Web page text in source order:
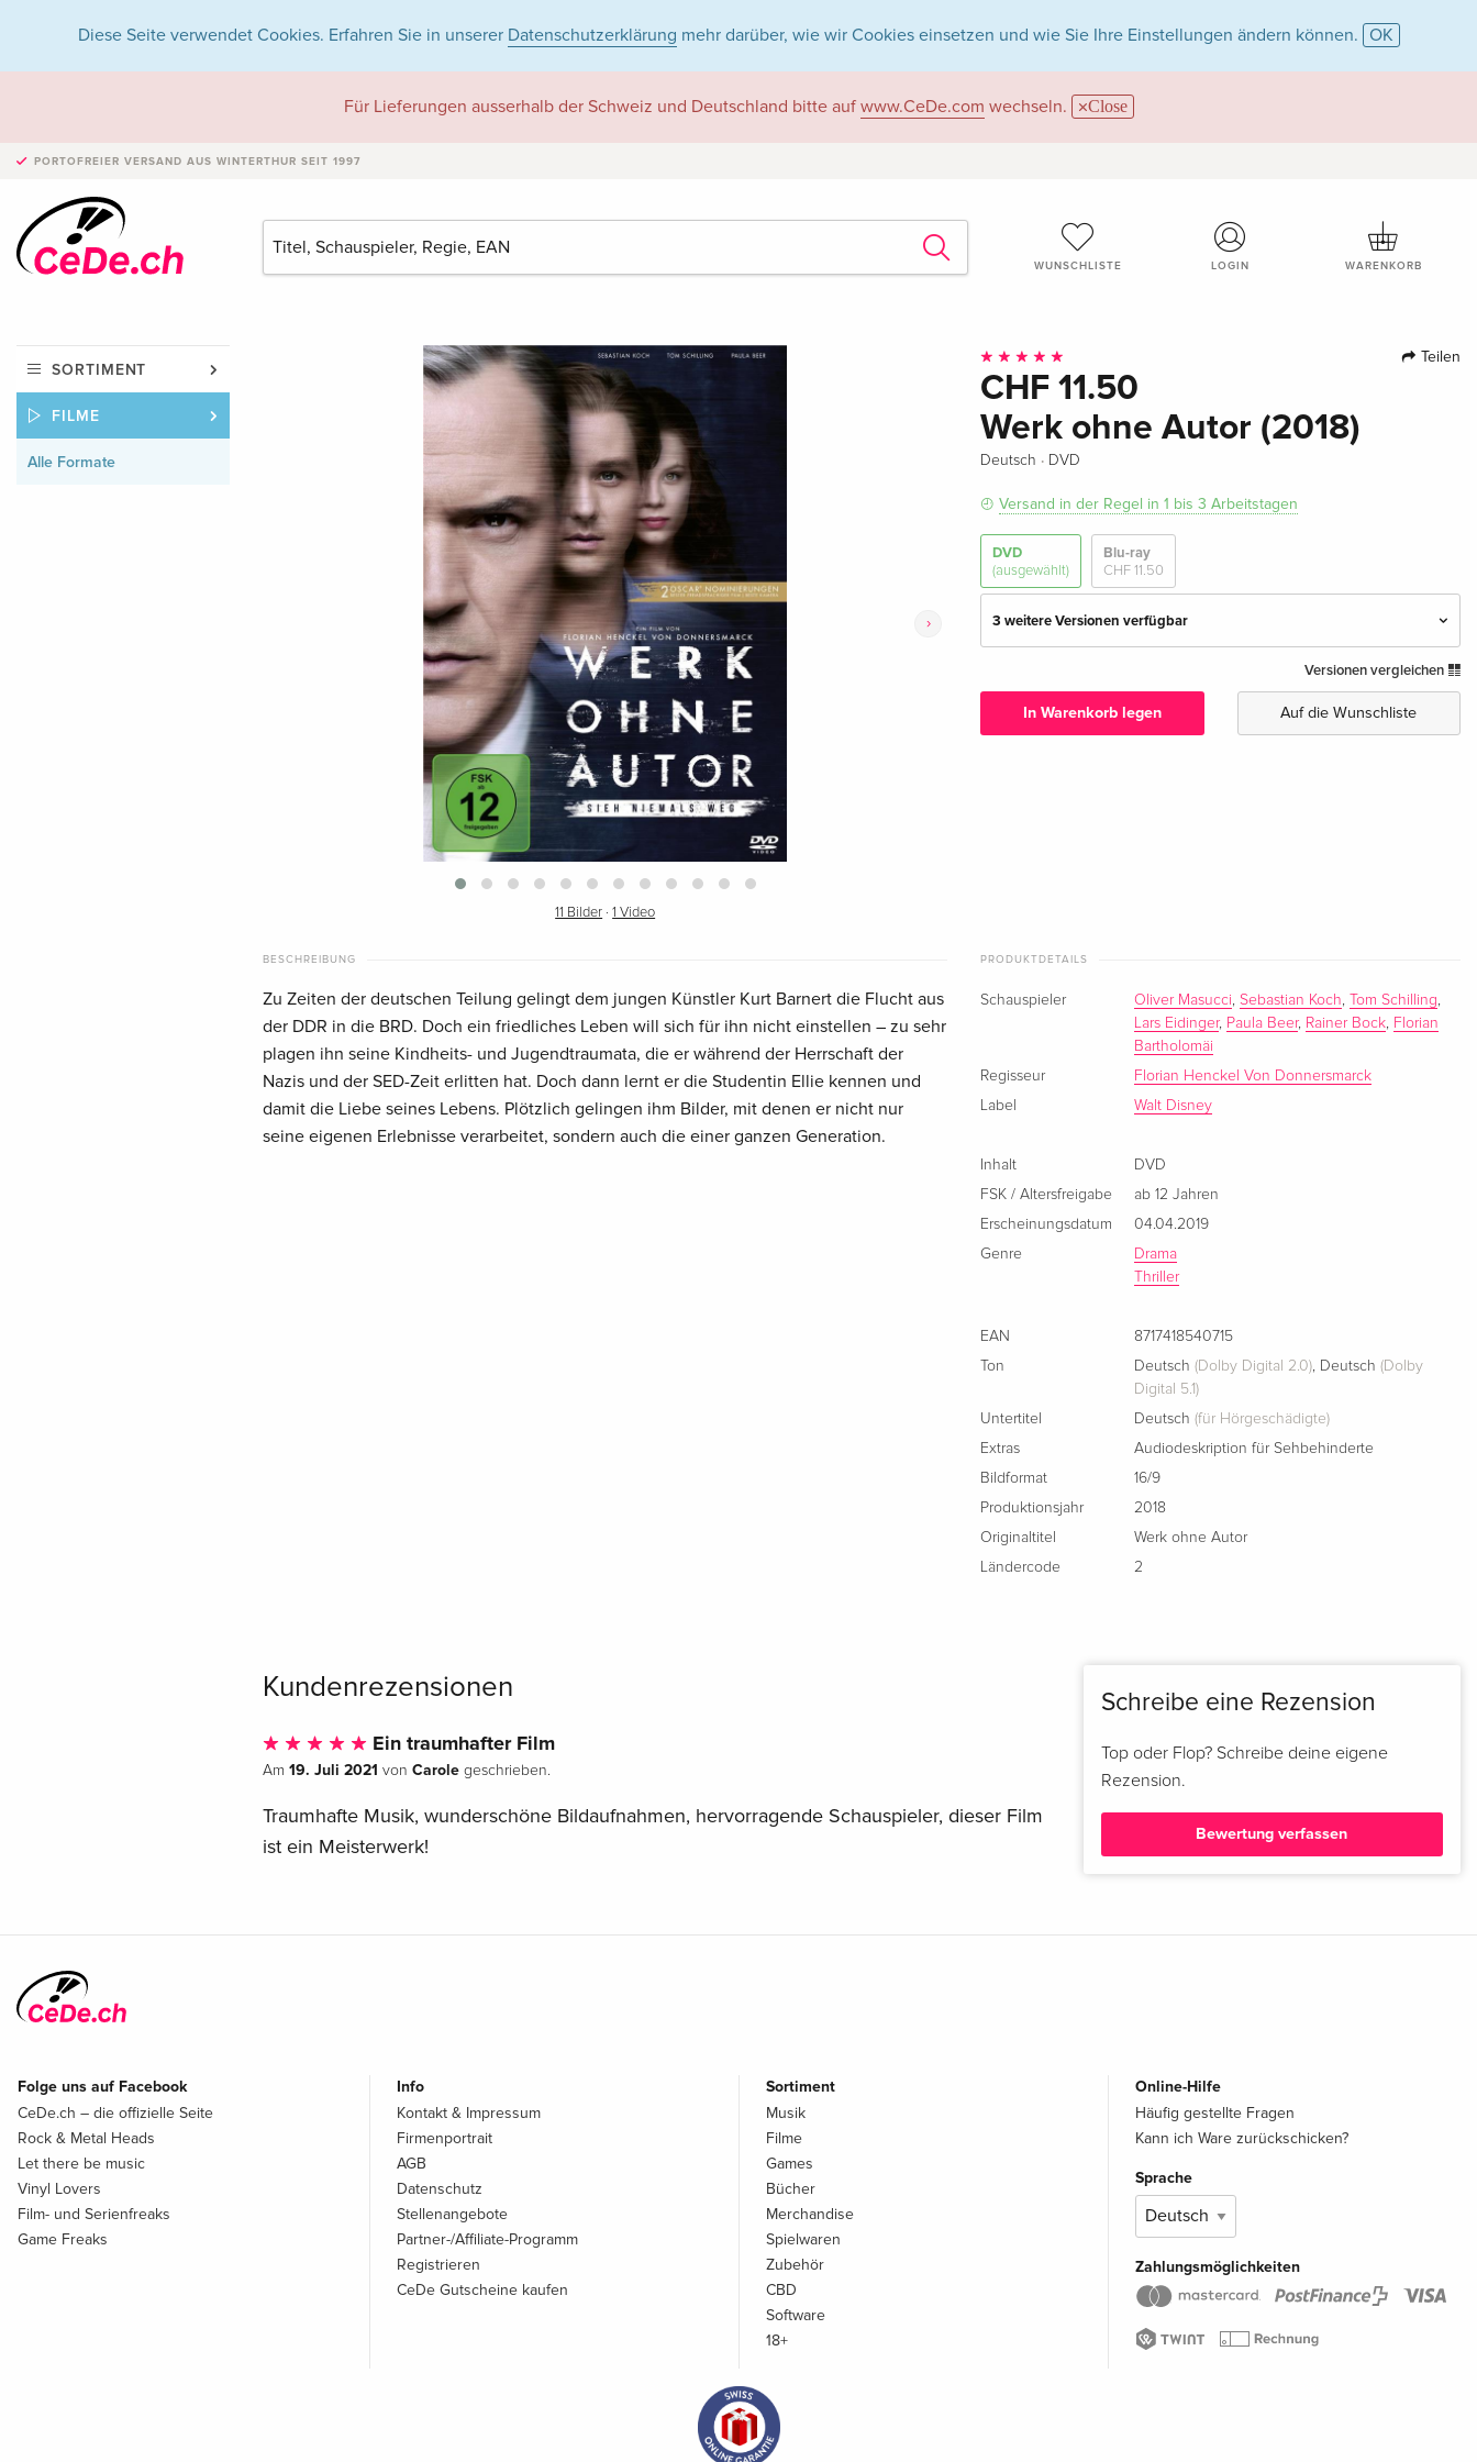
Diese Seite verwendet Cookies. Erfahren Sie in unserer Datenschutzerklärung mehr darüber, wie wir Cookies einsetzen und wie Sie Ihre Einstellungen ändern können. OK
Für Lieferungen ausserhalb der Schweiz und Deutschland bitte auf www.CeDe.com wechseln. Close
PORTOFREIER VERSAND AUS WINTERTHUR SEIT 1997
WUNSCHLISTE LOGIN WARENKORB
SORTIMENT
FILME
Alle Formate
›
11 Bilder ·1 Video
Teilen
CHF 11.50
Werk ohne Autor (2018)
Deutsch · DVD
Versand in der Regel in 1 bis 3 Arbeitstagen
DVD
(ausgewählt)
Blu-ray
CHF 11.50
3 weitere Versionen verfügbar
Deutsch
CHF 11.50
Versionen vergleichen
In Warenkorb legen Auf die Wunschliste
BESCHREIBUNG
Zu Zeiten der deutschen Teilung gelingt dem jungen Künstler Kurt Barnert die Flucht aus
der DDR in die BRD. Doch ein friedliches Leben will sich für ihn nicht einstellen – zu sehr
plagen ihn seine Kindheits- und Jugendtraumata, die er während der Herrschaft der
Nazis und der SED-Zeit erlitten hat. Doch dann lernt er die Studentin Ellie kennen und
damit die Liebe seines Lebens. Plötzlich gelingen ihm Bilder, mit denen er nicht nur
seine eigenen Erlebnisse verarbeitet, sondern auch die einer ganzen Generation.
PRODUKTDETAILS
Schauspieler Oliver Masucci,Sebastian Koch, Tom Schilling,
Lars Eidinger, Paula Beer, Rainer Bock, Florian
Bartholomäi
Regisseur
Florian Henckel Von Donnersmarck
Label
Walt Disney
Inhalt
DVD
FSK / Altersfreigabe
ab 12 Jahren
Erscheinungsdatum
04.04.2019
Genre
Drama
Thriller
EAN
8717418540715
Ton
Deutsch (Dolby Digital 2.0), Deutsch (Dolby
Digital 5.1)
Untertitel
Deutsch (für Hörgeschädigte)
Extras
Audiodeskription für Sehbehinderte
Bildformat
16/9
Produktionsjahr
2018
Originaltitel
Werk ohne Autor
Ländercode
2
Kundenrezensionen
Ein traumhafter Film
Am 19. Juli 2021 von Carolegeschrieben.
Traumhafte Musik, wunderschöne Bildaufnahmen, hervorragende Schauspieler, dieser Film
ist ein Meisterwerk!
Schreibe eine Rezension
Top oder Flop? Schreibe deine eigene
Rezension.
Bewertung verfassen
Folge uns auf Facebook
CeDe.ch – die offizielle Seite
Rock & Metal Heads
Let there be music
Vinyl Lovers
Film- und Serienfreaks
Game Freaks
Info
Kontakt & Impressum
Firmenportrait
AGB
Datenschutz
Stellenangebote
Partner-/Affiliate-Programm
Registrieren
CeDe Gutscheine kaufen
Sortiment
Musik
Filme
Games
Bücher
Merchandise
Spielwaren
Zubehör
CBD
Software
18+
Online-Hilfe
Häufig gestellte Fragen
Kann ich Ware zurückschicken?
Sprache
Zahlungsmöglichkeiten